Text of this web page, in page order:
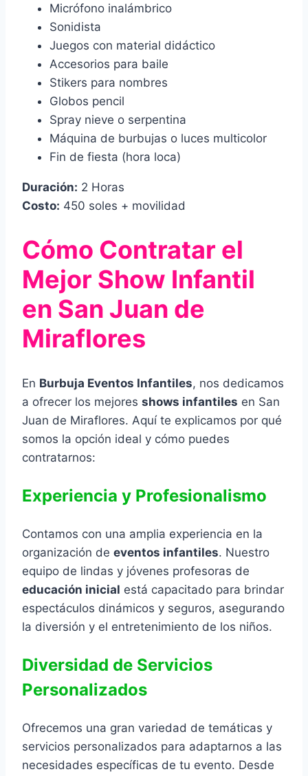
Micrófono inalámbrico
Sonidista
Juegos con material didáctico
Accesorios para baile
Stikers para nombres
Globos pencil
Spray nieve o serpentina
Máquina de burbujas o luces multicolor
Fin de fiesta (hora loca)
Duración: 2 Horas
Costo: 450 soles + movilidad
Cómo Contratar el
Mejor Show Infantil
en San Juan de
Miraflores
En Burbuja Eventos Infantiles, nos dedicamos
a ofrecer los mejores shows infantiles en San
Juan de Miraflores. Aquí te explicamos por qué
somos la opción ideal y cómo puedes
contratarnos:
Experiencia y Profesionalismo
Contamos con una amplia experiencia en la
organización de eventos infantiles. Nuestro
equipo de lindas y jóvenes profesoras de
educación inicial está capacitado para brindar
espectáculos dinámicos y seguros, asegurando
la diversión y el entretenimiento de los niños.
Diversidad de Servicios
Personalizados
Ofrecemos una gran variedad de temáticas y
servicios personalizados para adaptarnos a las
necesidades específicas de tu evento. Desde